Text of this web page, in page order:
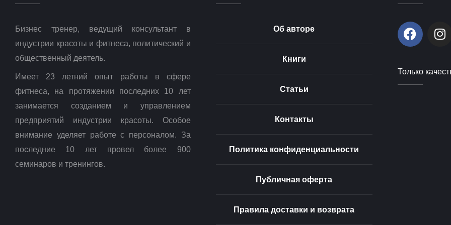
Бизнес тренер, ведущий консультант в
индустрии красоты и фитнеса, политический и
общественный деятель.
Имеет 23 летний опыт работы в сфере
фитнеса, на протяжении последних 10 лет
занимается созданием и управлением
предприятий индустрии красоты. Особое
внимание уделяет работе с персоналом. За
последние 10 лет провел более 900
семинаров и тренингов.
Об авторе
Книги
Статьи
Контакты
Политика конфиденциальности
Публичная оферта
Правила доставки и возврата
F
a
b
o
I
n
a
Только